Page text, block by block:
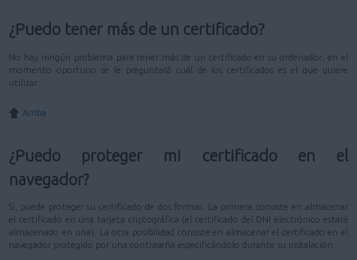
¿Puedo tener más de un certificado?
No hay ningún problema para tener más de un certificado en su ordenador; en el
momento oportuno se le preguntará cuál de los certificados es el que quiere
utilizar.
Arriba
¿Puedo proteger mi certificado en el
navegador?
Si, puede proteger su certificado de dos formas. La primera consiste en almacenar
el certificado en una tarjeta criptográfica (el certificado del DNI electrónico estará
almacenado en una). La otra posibilidad consiste en almacenar el certificado en el
navegador protegido por una contraseña especificándolo durante su instalación.